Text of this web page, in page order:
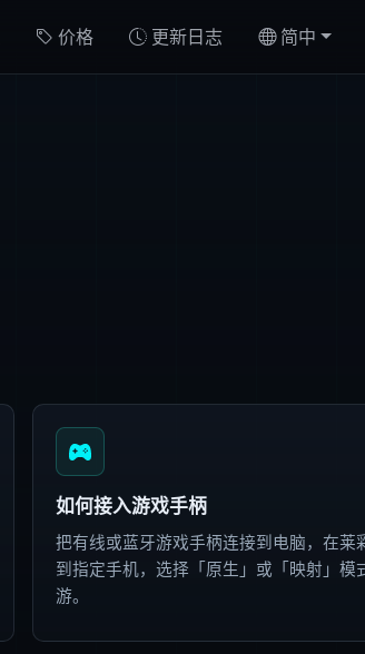
价格 更新日志 简中
如何接入游戏手柄
把有线或蓝牙游戏手柄连接到电脑，在莱
到指定手机，选择「原生」或「映射」模
游。